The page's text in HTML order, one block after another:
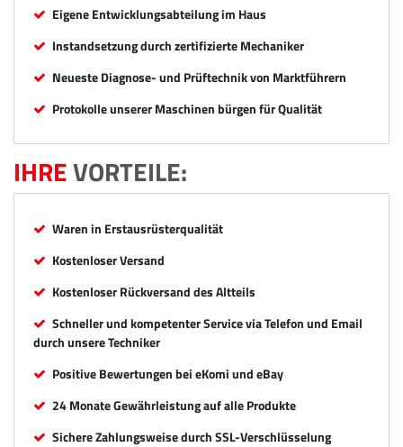
Eigene Entwicklungsabteilung im Haus
Instandsetzung durch zertifizierte Mechaniker
Neueste Diagnose- und Prüftechnik von Marktführern
Protokolle unserer Maschinen bürgen für Qualität
IHREVORTEILE:
Waren in Erstausrüsterqualität
Kostenloser Versand
Kostenloser Rückversand des Altteils
Schneller und kompetenter Service via Telefon und Email
durch unsere Techniker
Positive Bewertungen bei eKomi und eBay
24 Monate Gewährleistung auf alle Produkte
Sichere Zahlungsweise durch SSL-Verschlüsselung